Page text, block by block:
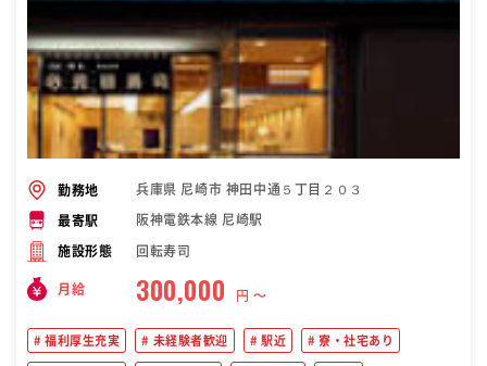
勤務地 兵庫県 尼崎市 神田中通５丁目２０３
最寄駅 阪神電鉄本線 尼崎駅
施設形態 回転寿司
月給 300,000 円 〜
福利厚生充実 未経験者歓迎 駅近 寮・社宅あり